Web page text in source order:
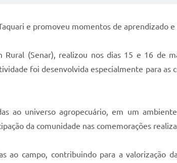
e promoveu momentos de aprendizado e
(Senar), realizou nos dias 15 e 16 de
foi desenvolvida especialmente para as
ao universo agropecuário, em um
da comunidade nas comemorações
ao campo, contribuindo para a valorização